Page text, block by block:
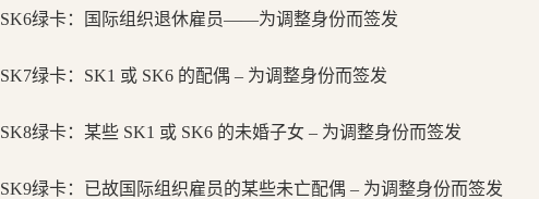
SK6绿卡： 国际组织退休雇员——为调整身份而签发
SK7绿卡： SK1 或 SK6 的配偶 – 为调整身份而签发
SK8绿卡： 某些 SK1 或 SK6 的未婚子女 – 为调整身份而签发
SK9绿卡： 已故国际组织雇员的某些未亡配偶 – 为调整身份而签发